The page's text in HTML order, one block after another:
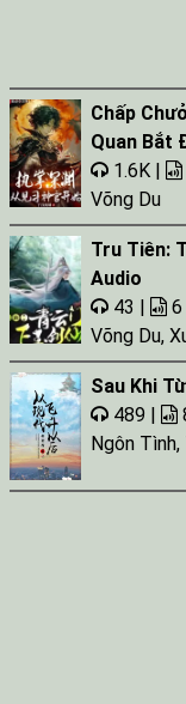
Chấp
Quan Bắt
1.6K |
Võng Du
Tru Tiên:
Audio
43 |
6
Võng Du,
Sau Khi
489 |
Ngôn Tình,